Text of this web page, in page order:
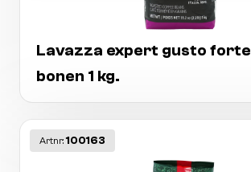
Lavazza expert gusto forte
bonen 1 kg.
Artnr: 100163